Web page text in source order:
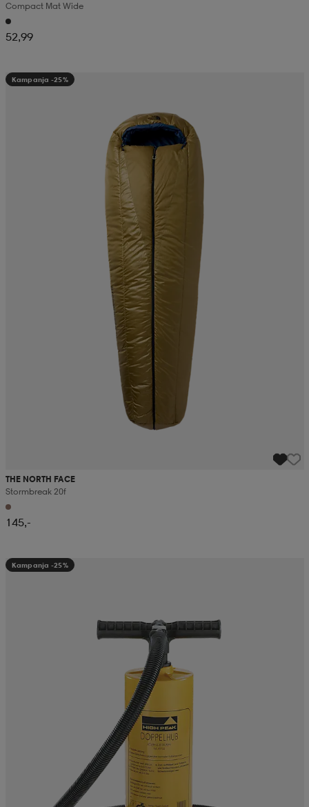
Compact Mat Wide
52,99
Kampanja -25%
THE NORTH FACE
Stormbreak 20f
145,-
Kampanja -25%